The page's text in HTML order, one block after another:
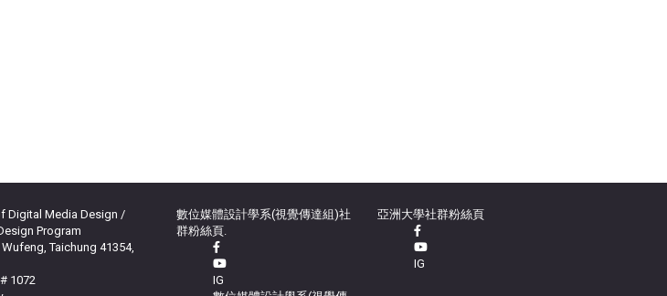
Digital Media Design /
Program
Taichung 41354,
1072
數位媒體設計學系(視覺傳達組)社
群粉絲頁.
IG
亞洲大學社群粉絲頁
IG